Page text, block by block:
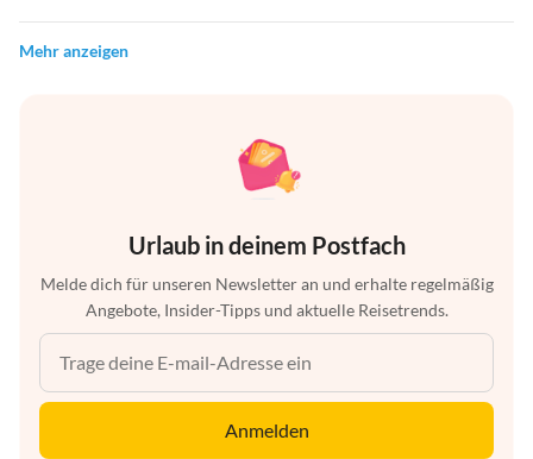
Mehr anzeigen
Urlaub in deinem Postfach
Melde dich für unseren Newsletter an und erhalte regelmäßig
Angebote, Insider-Tipps und aktuelle Reisetrends.
Anmelden